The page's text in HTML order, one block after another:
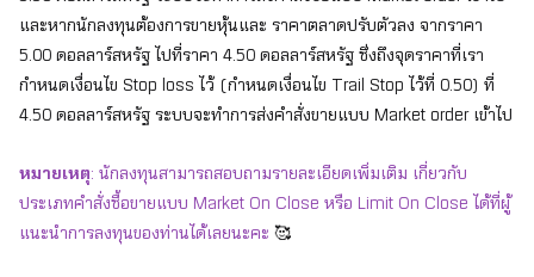
และหากนักลงทุนต้องการขายหุ้นและ ราคาตลาดปรับตัวลง จากราคา
5.00 ดอลลาร์สหรัฐ ไปที่ราคา 4.50 ดอลลาร์สหรัฐ ซึ่งถึงจุดราคาที่เรา
กำหนดเงื่อนไข Stop loss ไว้ (กำหนดเงื่อนไข Trail Stop ไว้ที่ 0.50) ที่
4.50 ดอลลาร์สหรัฐ ระบบจะทำการส่งคำสั่งขายแบบ Market order เข้าไป
หมายเหตุ: นักลงทุนสามารถสอบถามรายละเอียดเพิ่มเติม เกี่ยวกับ
ประเภทคำสั่งซื้อขายแบบ Market On Close หรือ Limit On Close ได้ที่ผู้
แนะนำการลงทุนของท่านได้เลยนะคะ 🥰